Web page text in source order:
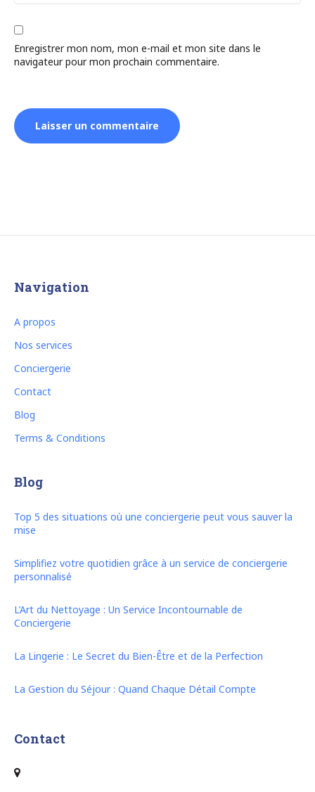
Enregistrer mon nom, mon e-mail et mon site dans le
navigateur pour mon prochain commentaire.
Navigation
A propos
Nos services
Conciergerie
Contact
Blog
Terms & Conditions
Blog
Top 5 des situations où une conciergerie peut vous sauver la
mise
Simplifiez votre quotidien grâce à un service de conciergerie
personnalisé
L’Art du Nettoyage : Un Service Incontournable de
Conciergerie
La Lingerie : Le Secret du Bien-Être et de la Perfection
La Gestion du Séjour : Quand Chaque Détail Compte
Contact